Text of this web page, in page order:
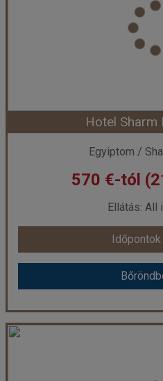
Utazás módja:
Ellátás:
standard
Időpont:
már
Időpontok
Hotel
Egyiptom /
570 €-tól
Ellátás: All
Hotel Sharm